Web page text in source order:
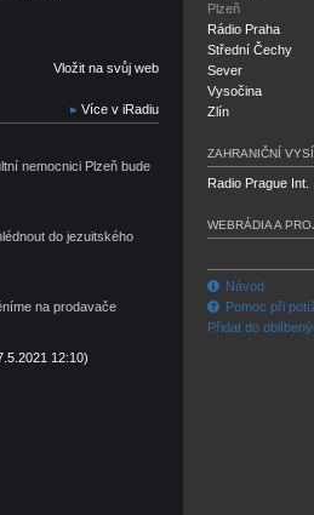
Vložit na svůj web
Více v iRadiu
nemocnici Plzeň bude
do jezuitského
na prodavače
12:10)
Plzeň
Rádio Praha
Střední Čechy
Sever
Vysočina
Zlín
ZAHRANIČNÍ
Radio Prague Int.
WEBRÁDIA A
Návod
Pomoc při
Přidat do